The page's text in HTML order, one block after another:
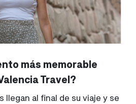
más memorable
Travel?
llegan al final de su viaje y se